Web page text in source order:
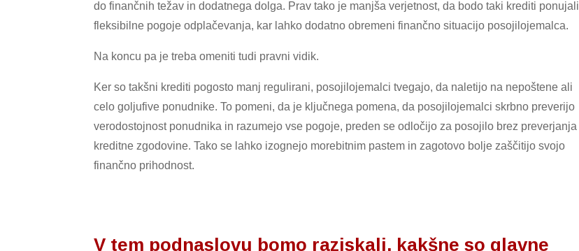
do finančnih težav in dodatnega dolga. Prav tako je manjša verjetnost, da bodo taki krediti ponujali
fleksibilne pogoje odplačevanja, kar lahko dodatno obremeni finančno situacijo posojilojemalca.
Na koncu pa je treba omeniti tudi pravni vidik.
Ker so takšni krediti pogosto manj regulirani, posojilojemalci tvegajo, da naletijo na nepoštene ali
celo goljufive ponudnike. To pomeni, da je ključnega pomena, da posojilojemalci skrbno preverijo
verodostojnost ponudnika in razumejo vse pogoje, preden se odločijo za posojilo brez preverjanja
kreditne zgodovine. Tako se lahko izognejo morebitnim pastem in zagotovo bolje zaščitijo svojo
finančno prihodnost.
V tem podnaslovu bomo raziskali, kakšne so glavne